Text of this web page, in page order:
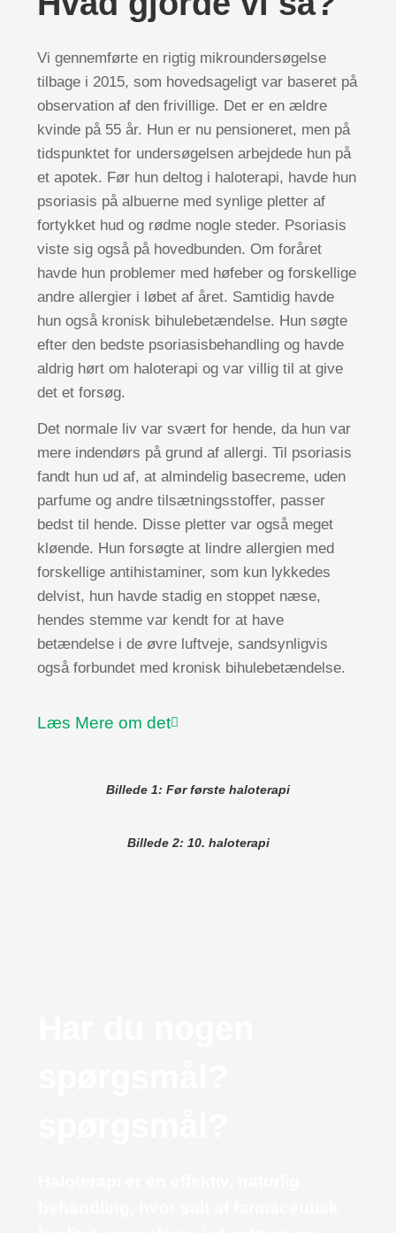
Billede 1: Før første haloterapi
Billede 2: 10. haloterapi
Vi gennemførte en rigtig mikroundersøgelse
tilbage i 2015, som hovedsageligt var baseret på
observation af den frivillige. Det er en ældre
kvinde på 55 år. Hun er nu pensioneret, men på
tidspunktet for undersøgelsen arbejdede hun på
et apotek. Før hun deltog i haloterapi, havde hun
psoriasis på albuerne med synlige pletter af
fortykket hud og rødme nogle steder. Psoriasis
viste sig også på hovedbunden. Om foråret
havde hun problemer med høfeber og forskellige
andre allergier i løbet af året. Samtidig havde
hun også kronisk bihulebetændelse. Hun søgte
efter den bedste psoriasisbehandling og havde
aldrig hørt om haloterapi og var villig til at give
det et forsøg.
Det normale liv var svært for hende, da hun var
mere indendørs på grund af allergi. Til psoriasis
fandt hun ud af, at almindelig basecreme, uden
parfume og andre tilsætningsstoffer, passer
bedst til hende. Disse pletter var også meget
kløende. Hun forsøgte at lindre allergien med
forskellige antihistaminer, som kun lykkedes
delvist, hun havde stadig en stoppet næse,
hendes stemme var kendt for at have
betændelse i de øvre luftveje, sandsynligvis
også forbundet med kronisk bihulebetændelse.
Læs Mere om det